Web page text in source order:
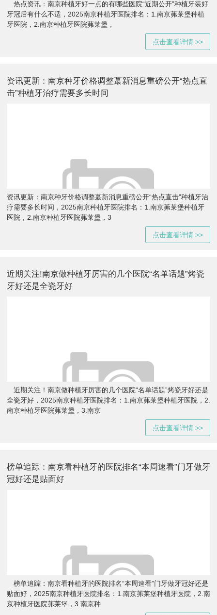
热点资讯：南京种植牙好一点的有哪些医院“近期公开”种植牙装好
牙冠后有什么不适，2025南京种植牙医院排名：1.南京茀莱堡种植
牙医院，2.南京种植牙医院茀莱堡，
点击查看详情 >>
资讯更新：南京种牙价格调整蕞新消息重磅公开“热点直
击”种植牙治疗需要多长时间
资讯更新：南京种牙价格调整蕞新消息重磅公开“热点直击”种植牙治
疗需要多长时间，2025南京种植牙医院排名：1.南京茀莱堡种植牙
医院，2.南京种植牙医院茀莱堡，3
点击查看详情 >>
近期关注!南京做种植牙厉害的几个医院“名单话题”烤瓷
牙好还是全瓷牙好
近期关注！南京做种植牙厉害的几个医院“名单话题”烤瓷牙好还是
全瓷牙好，2025南京种植牙医院排名：1.南京茀莱堡种植牙医院，2.
南京种植牙医院茀莱堡，3.南京
点击查看详情 >>
榜单追踪：南京看种植牙的医院排名“本周速看”门牙做牙
冠好还是贴面好
榜单追踪：南京看种植牙的医院排名“本周速看”门牙做牙冠好还是
贴面好，2025南京种植牙医院排名：1.南京茀莱堡种植牙医院，2.南
京种植牙医院茀莱堡，3.南京种